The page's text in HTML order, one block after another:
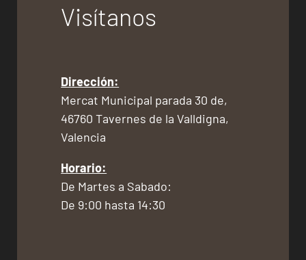
Visítanos
Dirección:
Mercat Municipal parada 30 de,
46760 Tavernes de la Valldigna,
Valencia
Horario:
De Martes a Sabado:
De 9:00 hasta 14:30